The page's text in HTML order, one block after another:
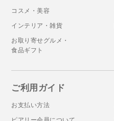
コスメ・美容
インテリア・雑貨
お取り寄せグルメ・
食品ギフト
ご利用ガイド
お支払い方法
ピアリー会員について